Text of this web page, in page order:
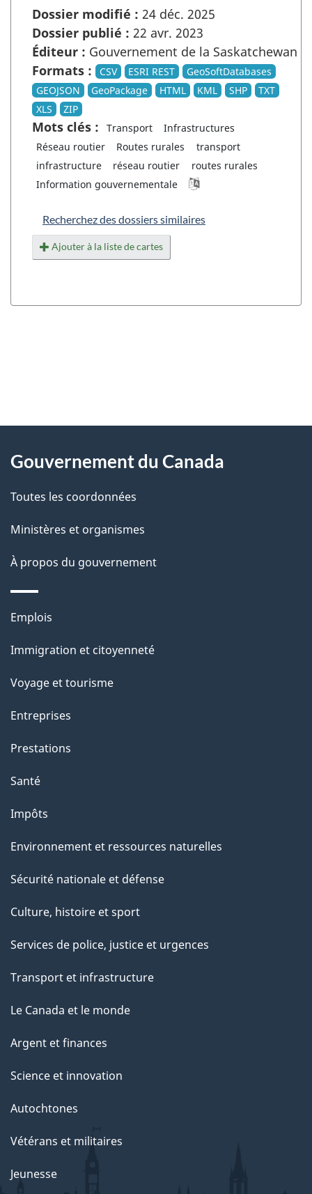
Dossier modifié : 24 déc. 2025
Dossier publié : 22 avr. 2023
Éditeur : Gouvernement de la Saskatchewan
Formats :
CSV ESRI REST
GeoSoftDatabases
GEOJSON
GeoPackage HTML KML SHP
TXT
XLS
ZIP
Mots clés : Transport
Infrastructures
Réseau routier
Routes rurales
transport
infrastructure
réseau routier
routes rurales
Information gouvernementale
Recherchez des dossiers similaires
Ajouter à la liste de cartes
D
t
a
l
s
l
a
a
g
"
propos
ce
site
Gouvernement du Canada
Toutes les coordonnées
Ministères et organismes
À propos du gouvernement
Thèmes
sujets
Emplois
Immigration et citoyenneté
Voyage et tourisme
Entreprises
Prestations
Santé
Impôts
Environnement et ressources naturelles
Sécurité nationale et défense
Culture, histoire et sport
Services de police, justice et urgences
Transport et infrastructure
Le Canada et le monde
Argent et finances
Science et innovation
Autochtones
Vétérans et militaires
Jeunesse